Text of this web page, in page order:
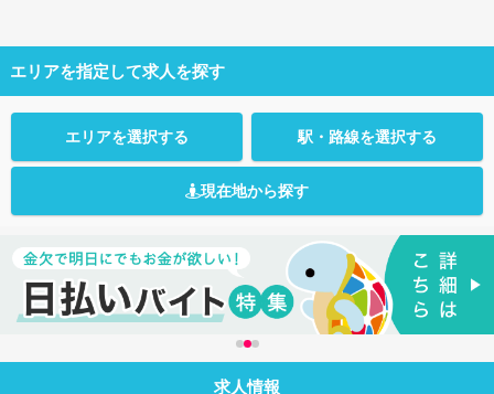
エリアを指定して求人を探す
エリアを選択する 駅・路線を選択する
現在地から探す
求人情報